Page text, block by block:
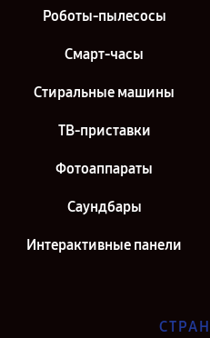
Роботы-пылесосы
Смарт-часы
Стиральные машины
ТВ-приставки
Фотоаппараты
Саундбары
Интерактивные панели